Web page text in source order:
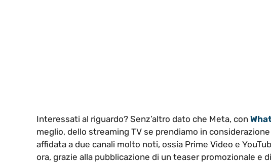
Interessati al riguardo? Senz’altro dato che Meta, con
meglio, dello streaming TV se prendiamo in
affidata a due canali molto noti, ossia Prime Video e
ora, grazie alla pubblicazione di un teaser promozionale e